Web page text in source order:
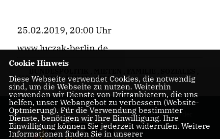
25.02.2019, 20:00 Uhr
www.luczak-berlin.de
JAN-MARCO LUCZAK,2019
Internetseite der
CDU Lichtenrade
Cookie Hinweis
Diese Webseite verwendet Cookies, die notwendig
sind, um die Webseite zu nutzen. Weiterhin
verwenden wir Dienste von Drittanbietern, die uns
helfen, unser Webangebot zu verbessern (Website-
Optmierung). Für die Verwendung bestimmter
Dienste, benötigen wir Ihre Einwilligung. Ihre
Einwilligung können Sie jederzeit widerrufen. Weitere
Informationen finden Sie in unserer